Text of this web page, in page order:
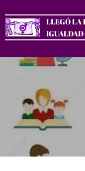
LLEGÓ LA
IGUALDAD